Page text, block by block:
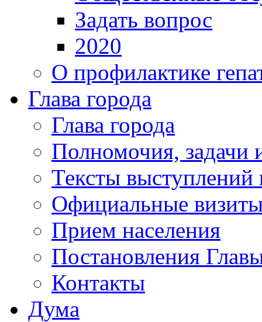
Задать вопрос
2020
О профилактике
Глава города
Глава города
Полномочия, задачи
Тексты выступлений
Официальные
Прием населения
Постановления
Контакты
Дума